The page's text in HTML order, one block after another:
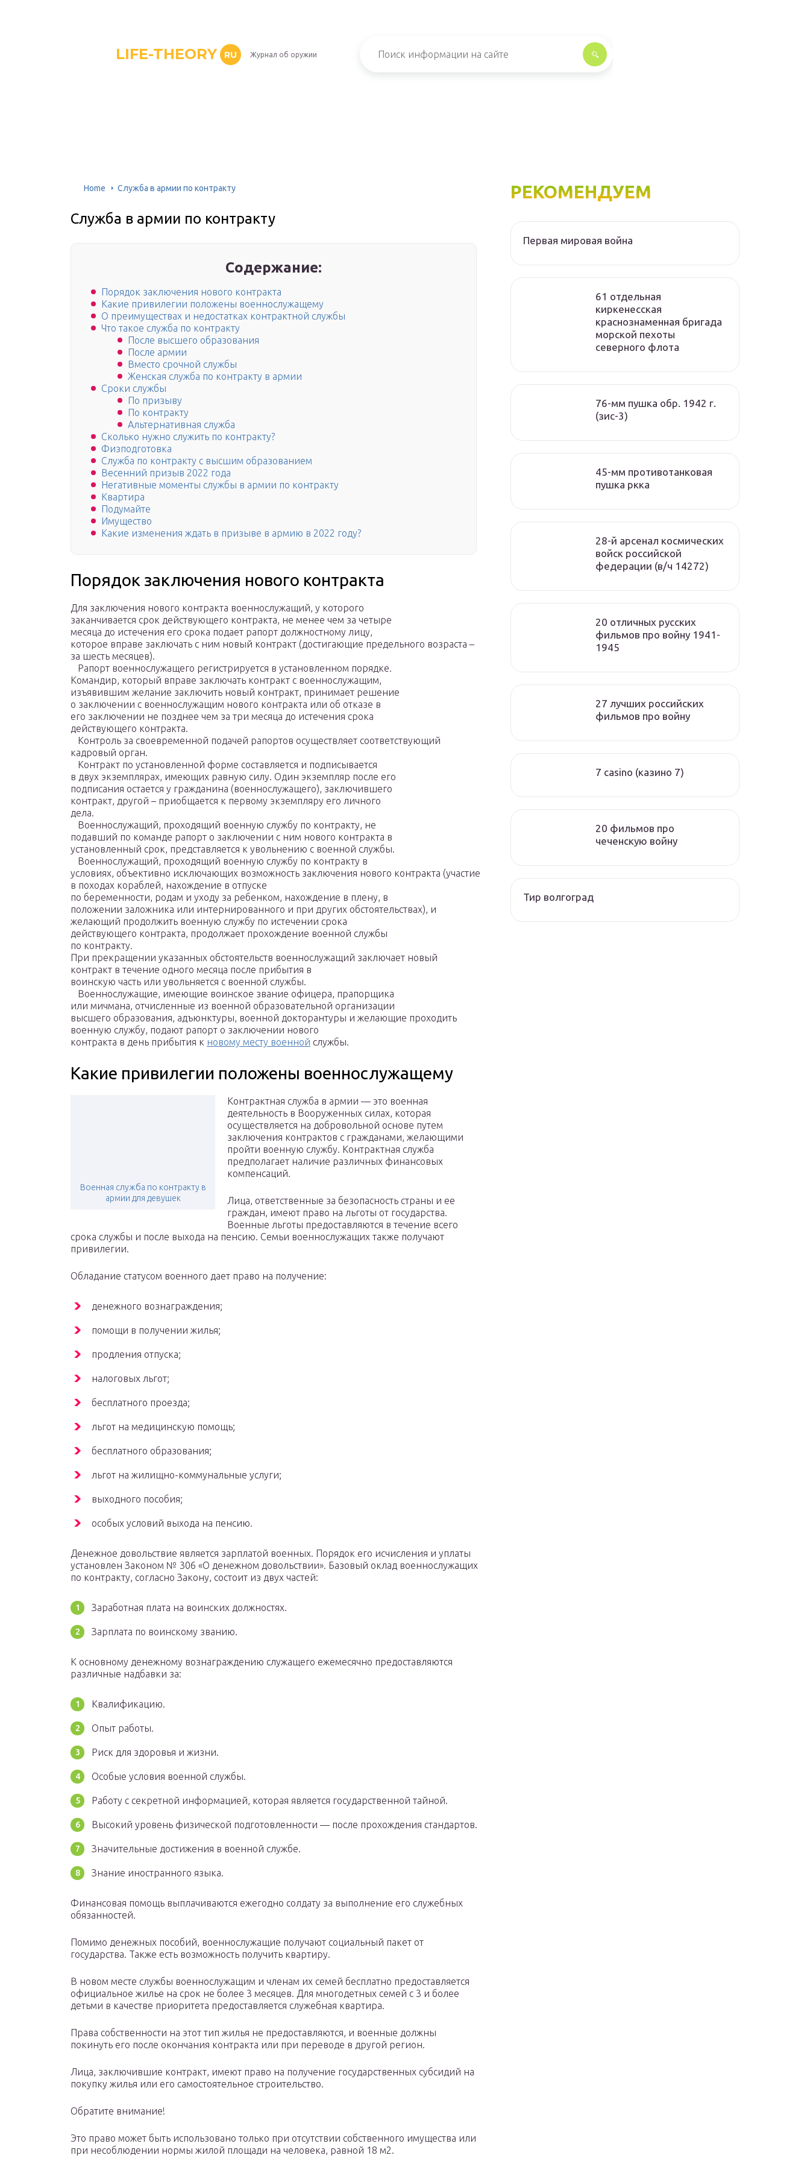
LIFE-THEORY RU Журнал об оружии
Home Служба в армии по контракту
Служба в армии по контракту
Содержание:
Порядок заключения нового контракта
Какие привилегии положены военнослужащему
О преимуществах и недостатках контрактной службы
Что такое служба по контракту
После высшего образования
После армии
Вместо срочной службы
Женская служба по контракту в армии
Сроки службы
По призыву
По контракту
Альтернативная служба
Сколько нужно служить по контракту?
Физподготовка
Служба по контракту с высшим образованием
Весенний призыв 2022 года
Негативные моменты службы в армии по контракту
Квартира
Подумайте
Имущество
Какие изменения ждать в призыве в армию в 2022 году?
Порядок заключения нового контракта
Для заключения нового контракта военнослужащий, у которого
заканчивается срок действующего контракта, не менее чем за четыре
месяца до истечения его срока подает рапорт должностному лицу,
которое вправе заключать с ним новый контракт (достигающие предельного возраста –
за шесть месяцев).
Рапорт военнослужащего регистрируется в установленном порядке.
Командир, который вправе заключать контракт с военнослужащим,
изъявившим желание заключить новый контракт, принимает решение
о заключении с военнослужащим нового контракта или об отказе в
его заключении не позднее чем за три месяца до истечения срока
действующего контракта.
Контроль за своевременной подачей рапортов осуществляет соответствующий
кадровый орган.
Контракт по установленной форме составляется и подписывается
в двух экземплярах, имеющих равную силу. Один экземпляр после его
подписания остается у гражданина (военнослужащего), заключившего
контракт, другой – приобщается к первому экземпляру его личного
дела.
Военнослужащий, проходящий военную службу по контракту, не
подавший по команде рапорт о заключении с ним нового контракта в
установленный срок, представляется к увольнению с военной службы.
Военнослужащий, проходящий военную службу по контракту в
условиях, объективно исключающих возможность заключения нового контракта (участие
в походах кораблей, нахождение в отпуске
по беременности, родам и уходу за ребенком, нахождение в плену, в
положении заложника или интернированного и при других обстоятельствах), и
желающий продолжить военную службу по истечении срока
действующего контракта, продолжает прохождение военной службы
по контракту.
При прекращении указанных обстоятельств военнослужащий заключает новый
контракт в течение одного месяца после прибытия в
воинскую часть или увольняется с военной службы.
Военнослужащие, имеющие воинское звание офицера, прапорщика
или мичмана, отчисленные из военной образовательной организации
высшего образования, адъюнктуры, военной докторантуры и желающие проходить
военную службу, подают рапорт о заключении нового
контракта в день прибытия к новому месту военной службы.
Какие привилегии положены военнослужащему
Военная служба по контракту в
армии для девушек
Контрактная служба в армии — это военная
деятельность в Вооруженных силах, которая
осуществляется на добровольной основе путем
заключения контрактов с гражданами, желающими
пройти военную службу. Контрактная служба
предполагает наличие различных финансовых
компенсаций.
Лица, ответственные за безопасность страны и ее
граждан, имеют право на льготы от государства.
Военные льготы предоставляются в течение всего
срока службы и после выхода на пенсию. Семьи военнослужащих также получают
привилегии.
Обладание статусом военного дает право на получение:
денежного вознаграждения;
помощи в получении жилья;
продления отпуска;
налоговых льгот;
бесплатного проезда;
льгот на медицинскую помощь;
бесплатного образования;
льгот на жилищно-коммунальные услуги;
выходного пособия;
особых условий выхода на пенсию.
Денежное довольствие является зарплатой военных. Порядок его исчисления и уплаты
установлен Законом № 306 «О денежном довольствии». Базовый оклад военнослужащих
по контракту, согласно Закону, состоит из двух частей:
Заработная плата на воинских должностях.
Зарплата по воинскому званию.
К основному денежному вознаграждению служащего ежемесячно предоставляются
различные надбавки за:
Квалификацию.
Опыт работы.
Риск для здоровья и жизни.
Особые условия военной службы.
Работу с секретной информацией, которая является государственной тайной.
Высокий уровень физической подготовленности — после прохождения стандартов.
Значительные достижения в военной службе.
Знание иностранного языка.
Финансовая помощь выплачиваются ежегодно солдату за выполнение его служебных
обязанностей.
Помимо денежных пособий, военнослужащие получают социальный пакет от
государства. Также есть возможность получить квартиру.
В новом месте службы военнослужащим и членам их семей бесплатно предоставляется
официальное жилье на срок не более 3 месяцев. Для многодетных семей с 3 и более
детьми в качестве приоритета предоставляется служебная квартира.
Права собственности на этот тип жилья не предоставляются, и военные должны
покинуть его после окончания контракта или при переводе в другой регион.
Лица, заключившие контракт, имеют право на получение государственных субсидий на
покупку жилья или его самостоятельное строительство.
Обратите внимание!
Это право может быть использовано только при отсутствии собственного имущества или
при несоблюдении нормы жилой площади на человека, равной 18 м2.
РЕКОМЕНДУЕМ
Первая мировая война
61 отдельная
киркенесская
краснознаменная бригада
морской пехоты
cеверного флота
76-мм пушка обр. 1942 г.
(зис-3)
45-мм противотанковая
пушка ркка
28-й арсенал космических
войск российской
федерации (в/ч 14272)
20 отличных русских
фильмов про войну 1941-
1945
27 лучших российских
фильмов про войну
7 casino (казино 7)
20 фильмов про
чеченскую войну
Тир волгоград